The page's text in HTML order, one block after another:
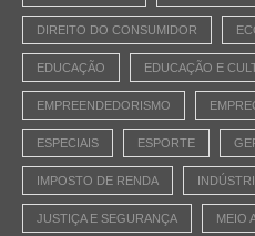
DIREITO DO CONSUMIDOR
EDUCAÇÃO EDUCAÇÃO E
EMPREENDEDORISMO
ESPECIAIS ESPORTE
IMPOSTO DE RENDA
JUSTIÇA E SEGURANÇA MEIO